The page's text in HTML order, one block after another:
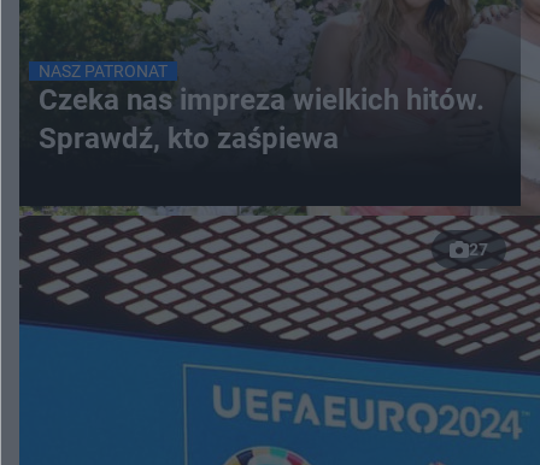
NASZ PATRONAT
Czeka nas impreza wielkich hitów.
Sprawdź, kto zaśpiewa
27